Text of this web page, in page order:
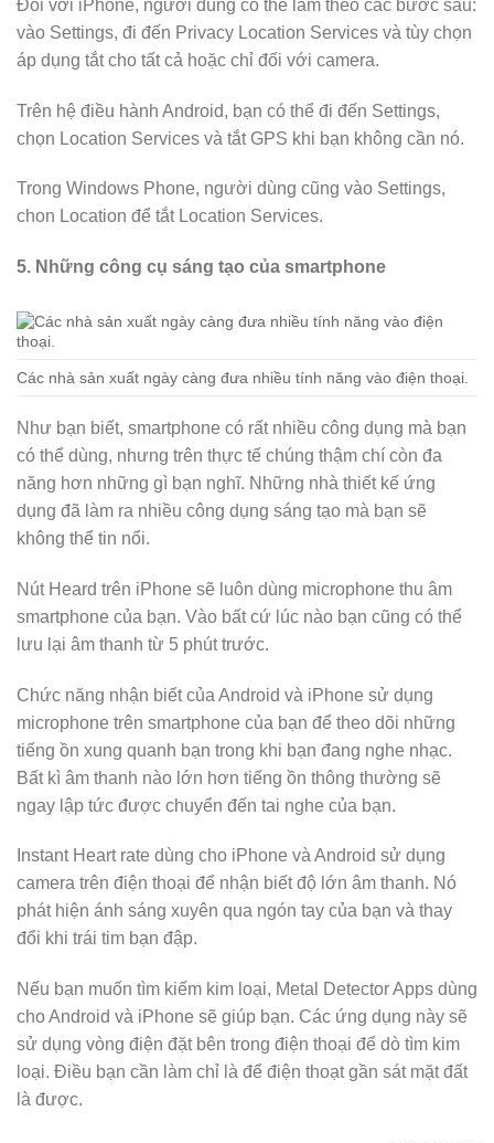
Đối với iPhone, người dùng có thể làm theo các bước sau:
vào Settings, đi đến Privacy Location Services và tùy chọn
áp dụng tắt cho tất cả hoặc chỉ đối với camera.
Trên hệ điều hành Android, bạn có thể đi đến Settings,
chọn Location Services và tắt GPS khi bạn không cần nó.
Trong Windows Phone, người dùng cũng vào Settings,
chon Location để tắt Location Services.
5. Những công cụ sáng tạo của smartphone
Các nhà sản xuất ngày càng đưa nhiều tính năng vào điện thoại.
Như bạn biết, smartphone có rất nhiều công dụng mà bạn
có thể dùng, nhưng trên thực tế chúng thậm chí còn đa
năng hơn những gì bạn nghĩ. Những nhà thiết kế ứng
dụng đã làm ra nhiều công dụng sáng tạo mà bạn sẽ
không thể tin nổi.
Nút Heard trên iPhone sẽ luôn dùng microphone thu âm
smartphone của bạn. Vào bất cứ lúc nào bạn cũng có thể
lưu lại âm thanh từ 5 phút trước.
Chức năng nhận biết của Android và iPhone sử dụng
microphone trên smartphone của bạn để theo dõi những
tiếng ồn xung quanh bạn trong khi bạn đang nghe nhạc.
Bất kì âm thanh nào lớn hơn tiếng ồn thông thường sẽ
ngay lập tức được chuyển đến tai nghe của bạn.
Instant Heart rate dùng cho iPhone và Android sử dụng
camera trên điện thoại để nhận biết độ lớn âm thanh. Nó
phát hiện ánh sáng xuyên qua ngón tay của bạn và thay
đổi khi trái tim bạn đập.
Nếu bạn muốn tìm kiếm kim loại, Metal Detector Apps dùng
cho Android và iPhone sẽ giúp bạn. Các ứng dụng này sẽ
sử dụng vòng điện đặt bên trong điện thoại để dò tìm kim
loại. Điều bạn cần làm chỉ là để điện thoạt gần sát mặt đất
là được.